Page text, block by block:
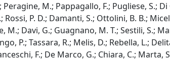
M.; Pappagallo, F.; Pugliese, S.;
P. D.; Damanti, S.; Ottolini, B. B.;
M.; Davi, G.; Guagnano, M. T.; Sestili, S.;
P.; Tassara, R.; Melis, D.; Rebella, L.;
F.; De Marco, G.; Chiara, C.; Marta,